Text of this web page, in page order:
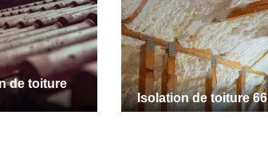
de toiture
Isolation de toiture 66